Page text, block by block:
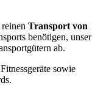
Transport von
benötigen, unser
ab.
sowie